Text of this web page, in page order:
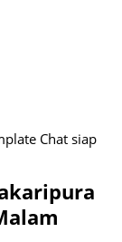
Chat siap